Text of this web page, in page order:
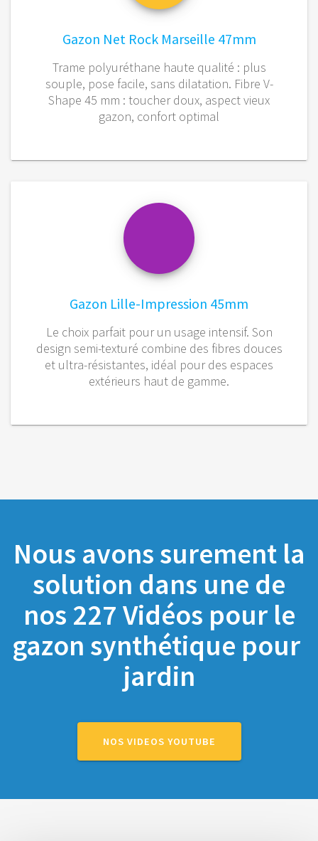
Gazon Net Rock Marseille 47mm
Trame polyuréthane haute qualité : plus
souple, pose facile, sans dilatation. Fibre V-
Shape 45 mm : toucher doux, aspect vieux
gazon, confort optimal
Gazon Lille-Impression 45mm
Le choix parfait pour un usage intensif. Son
design semi-texturé combine des fibres douces
et ultra-résistantes, idéal pour des espaces
extérieurs haut de gamme.
Nous avons surement la
solution dans une de
nos 227 Vidéos pour le
gazon synthétique pour
jardin
NOS VIDEOS YOUTUBE